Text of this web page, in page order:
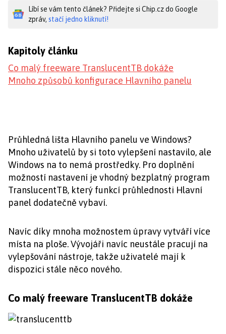
Líbí se vám tento článek? Přidejte si Chip.cz do Google
zpráv, stačí jedno kliknutí!
Kapitoly článku
Co malý freeware TranslucentTB dokáže
Mnoho způsobů konfigurace Hlavního panelu
Průhledná lišta Hlavního panelu ve Windows?
Mnoho uživatelů by si toto vylepšení nastavilo, ale
Windows na to nemá prostředky. Pro doplnění
možností nastavení je vhodný bezplatný program
TranslucentTB, který funkcí průhlednosti Hlavní
panel dodatečně vybaví.
Navíc díky mnoha možnostem úpravy vytváří více
místa na ploše. Vývojáři navíc neustále pracují na
vylepšování nástroje, takže uživatelé mají k
dispozici stále něco nového.
Co malý freeware TranslucentTB dokáže